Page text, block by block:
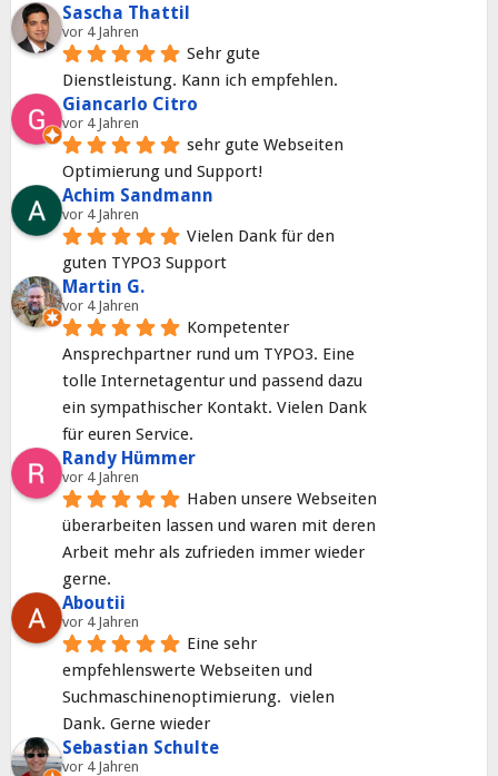
Sascha Thattil
vor 4 Jahren
Sehr gute
Dienstleistung. Kann ich empfehlen.
Giancarlo Citro
vor 4 Jahren
sehr gute Webseiten
Optimierung und Support!
Achim Sandmann
vor 4 Jahren
Vielen Dank für den
guten TYPO3 Support
Martin G.
vor 4 Jahren
Kompetenter
Ansprechpartner rund um TYPO3. Eine
tolle Internetagentur und passend dazu
ein sympathischer Kontakt. Vielen Dank
für euren Service.
Randy Hümmer
vor 4 Jahren
Haben unsere Webseiten
überarbeiten lassen und waren mit deren
Arbeit mehr als zufrieden immer wieder
gerne.
Aboutii
vor 4 Jahren
Eine sehr
empfehlenswerte Webseiten und
Suchmaschinenoptimierung.  vielen
Dank. Gerne wieder
Sebastian Schulte
vor 4 Jahren